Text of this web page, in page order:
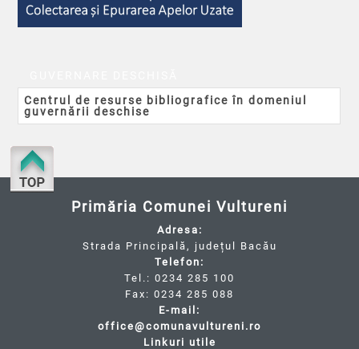
Centrul de resurse bibliografice în domeniul
guvernării deschise
Primăria Comunei Vultureni
Adresa:
Strada Principală, județul Bacău
Telefon:
Tel.: 0234 285 100
Fax: 0234 285 088
E-mail:
office@comunavultureni.ro
Linkuri utile